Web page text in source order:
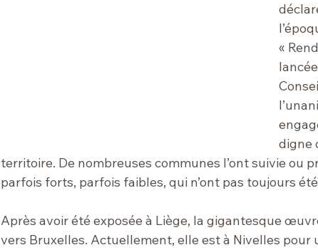
«
digne
territoire. De nombreuses communes l’ont suivie ou
parfois forts, parfois faibles, qui n’ont pas toujours
Après avoir été exposée à Liège, la gigantesque
vers Bruxelles. Actuellement, elle est à Nivelles pour